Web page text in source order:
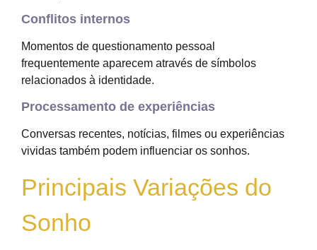
Conflitos internos
Momentos de questionamento pessoal
frequentemente aparecem através de símbolos
relacionados à identidade.
Processamento de experiências
Conversas recentes, notícias, filmes ou experiências
vividas também podem influenciar os sonhos.
Principais Variações do
Sonho